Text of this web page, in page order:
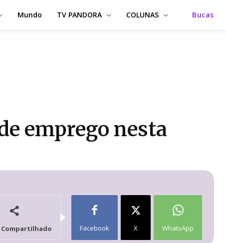
Mundo TV PANDORA COLUNAS Bucas
emprego nesta
Compartilhado Facebook X WhatsApp